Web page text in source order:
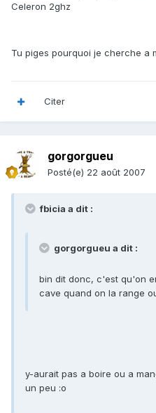
Celeron 2ghz
Tu piges pourquoi je cherche a
Citer
gorgorgueu
Posté(e) 22 août 2007
fbicia a dit :
gorgorgueu a dit :
bin dit donc, c'est qu'on
cave quand on la range
y-aurait pas a boire ou a
un peu :o